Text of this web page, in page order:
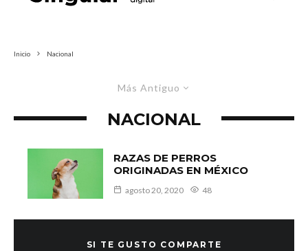
Inicio Nacional
Más Antiguo
NACIONAL
RAZAS DE PERROS
ORIGINADAS EN MÉXICO
agosto 20, 2020 48
SI TE GUSTO COMPARTE